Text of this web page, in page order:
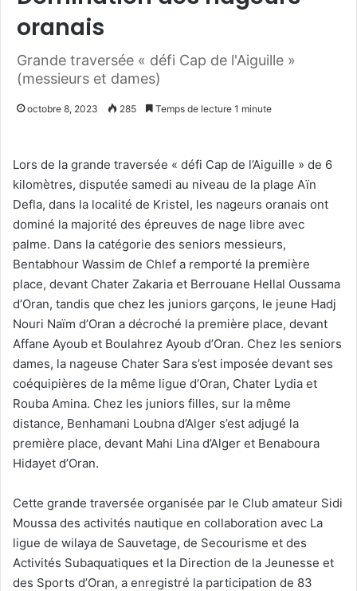
oranais
Grande traversée « défi Cap de l'Aiguille »
(messieurs et dames)
octobre 8, 2023 285 Temps de lecture 1 minute
Lors de la grande traversée « défi Cap de l’Aiguille » de 6
kilomètres, disputée samedi au niveau de la plage Aïn
Defla, dans la localité de Kristel, les nageurs oranais ont
dominé la majorité des épreuves de nage libre avec
palme. Dans la catégorie des seniors messieurs,
Bentabhour Wassim de Chlef a remporté la première
place, devant Chater Zakaria et Berrouane Hellal Oussama
d’Oran, tandis que chez les juniors garçons, le jeune Hadj
Nouri Naïm d’Oran a décroché la première place, devant
Affane Ayoub et Boulahrez Ayoub d’Oran. Chez les seniors
dames, la nageuse Chater Sara s’est imposée devant ses
coéquipières de la même ligue d’Oran, Chater Lydia et
Rouba Amina. Chez les juniors filles, sur la même
distance, Benhamani Loubna d’Alger s’est adjugé la
première place, devant Mahi Lina d’Alger et Benaboura
Hidayet d’Oran.
Cette grande traversée organisée par le Club amateur Sidi
Moussa des activités nautique en collaboration avec La
ligue de wilaya de Sauvetage, de Secourisme et des
Activités Subaquatiques et la Direction de la Jeunesse et
des Sports d’Oran, a enregistré la participation de 83